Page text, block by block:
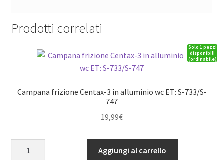
Prodotti correlati
Solo 1 pezzi
disponibili
(ordinabile)
Campana frizione Centax-3 in alluminio wc ET: S-733/S-
747
19,99€
Aggiungi al carrello